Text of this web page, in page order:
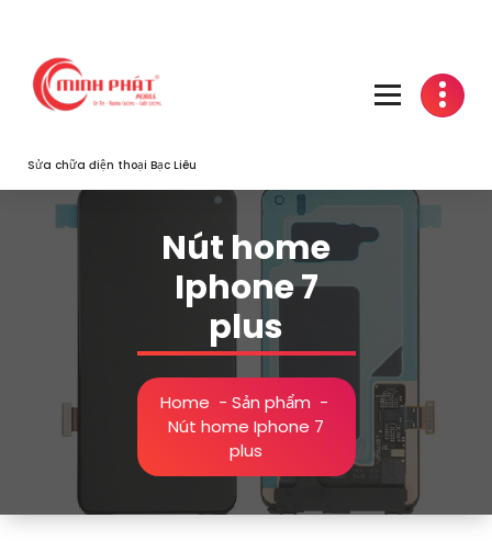
content
Sửa chữa điện thoại Bạc Liêu
Nút home
Iphone 7
plus
Home - Sản phẩm -
Nút home Iphone 7
plus